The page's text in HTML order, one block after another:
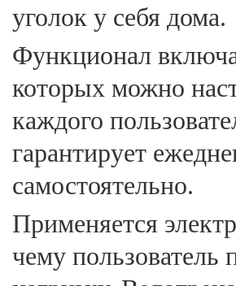
уголок у себя дома.
Функционал
которых можно
каждого
гарантирует
самостоятельно.
Применяется
чему пользователь